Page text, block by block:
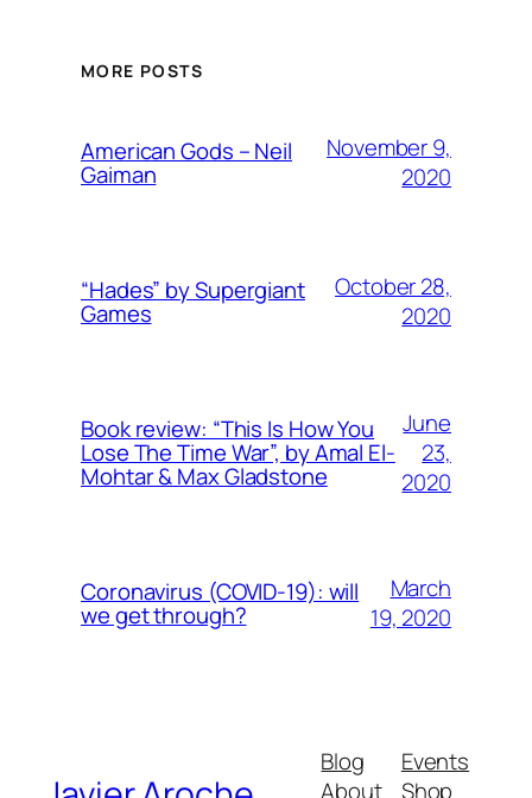
MORE POSTS
American Gods – Neil
Gaiman
November 9,
2020
“Hades” by Supergiant
Games
October 28,
2020
Book review: “This Is How You
Lose The Time War”, by Amal El-
Mohtar & Max Gladstone
June
23,
2020
Coronavirus (COVID-19): will
we get through?
March
19, 2020
Blog
About
Events
Shop